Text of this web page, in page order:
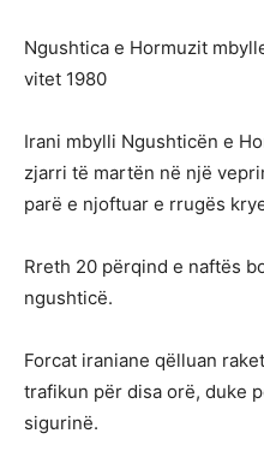
Ngushtica e Hormuzit
vitet 1980
Irani mbylli Ngushticën e
zjarri të martën në një
parë e njoftuar e rrugës
Rreth 20 përqind e naftës
ngushticë.
Forcat iraniane qëlluan
trafikun për disa orë, duke
sigurinë.